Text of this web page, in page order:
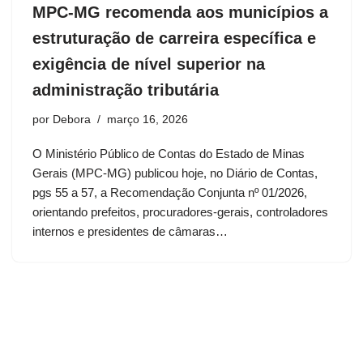
MPC-MG recomenda aos municípios a
estruturação de carreira específica e
exigência de nível superior na
administração tributária
por Debora março 16, 2026
O Ministério Público de Contas do Estado de Minas
Gerais (MPC-MG) publicou hoje, no Diário de Contas,
pgs 55 a 57, a Recomendação Conjunta nº 01/2026,
orientando prefeitos, procuradores-gerais, controladores
internos e presidentes de câmaras…